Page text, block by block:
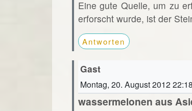
Eine gute Quelle, um zu
erforscht wurde, ist der
Antworten
Gast
Montag, 20. August 2012 22:18
wassermelonen aus